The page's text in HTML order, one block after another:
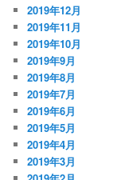
2019年12月
2019年11月
2019年10月
2019年9月
2019年8月
2019年7月
2019年6月
2019年5月
2019年4月
2019年3月